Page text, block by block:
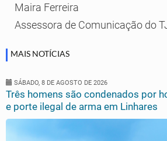
Maira Ferreira
Assessora de Comunicação do
MAIS NOTÍCIAS
SÁBADO, 8 DE AGOSTO DE 2026
Três homens são condenados por
e porte ilegal de arma em Linhares